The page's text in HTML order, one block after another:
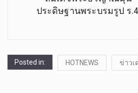
ประดิษฐานพระบรมรูป ร
Posted in: HOTNEWS ข่าวเ